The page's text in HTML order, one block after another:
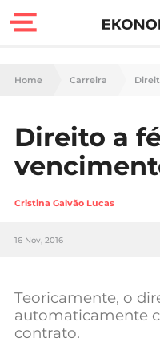
Finanças
Carreira
Tecnologia
Negócios
Home Carreira
Direito a
Cristina Galvão Lucas
16 Nov, 2016
Teoricamente, o
automaticamente
contrato.